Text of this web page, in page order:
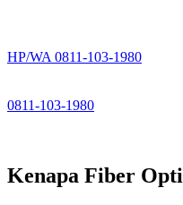
HP/WA 0811-103-1980
0811-103-1980
Kenapa Fiber